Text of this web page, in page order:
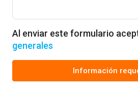
Al enviar este formulario
generales
Información